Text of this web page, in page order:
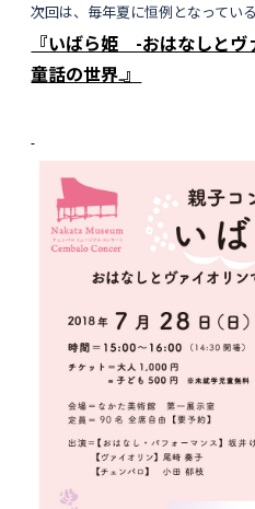
次回は、毎年夏に恒例となって
『いばら姫 -おはなしとヴ
童話の世界₋』